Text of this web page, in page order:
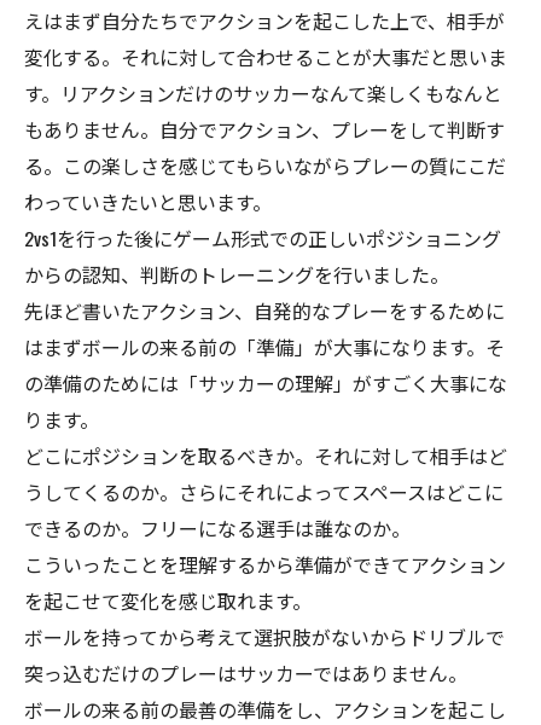
えはまず自分たちでアクションを起こした上で、相手が
変化する。それに対して合わせることが大事だと思いま
す。リアクションだけのサッカーなんて楽しくもなんと
もありません。自分でアクション、プレーをして判断す
る。この楽しさを感じてもらいながらプレーの質にこだ
わっていきたいと思います。
2vs1を行った後にゲーム形式での正しいポジショニング
からの認知、判断のトレーニングを行いました。
先ほど書いたアクション、自発的なプレーをするために
はまずボールの来る前の「準備」が大事になります。そ
の準備のためには「サッカーの理解」がすごく大事にな
ります。
どこにポジションを取るべきか。それに対して相手はど
うしてくるのか。さらにそれによってスペースはどこに
できるのか。フリーになる選手は誰なのか。
こういったことを理解するから準備ができてアクション
を起こせて変化を感じ取れます。
ボールを持ってから考えて選択肢がないからドリブルで
突っ込むだけのプレーはサッカーではありません。
ボールの来る前の最善の準備をし、アクションを起こし